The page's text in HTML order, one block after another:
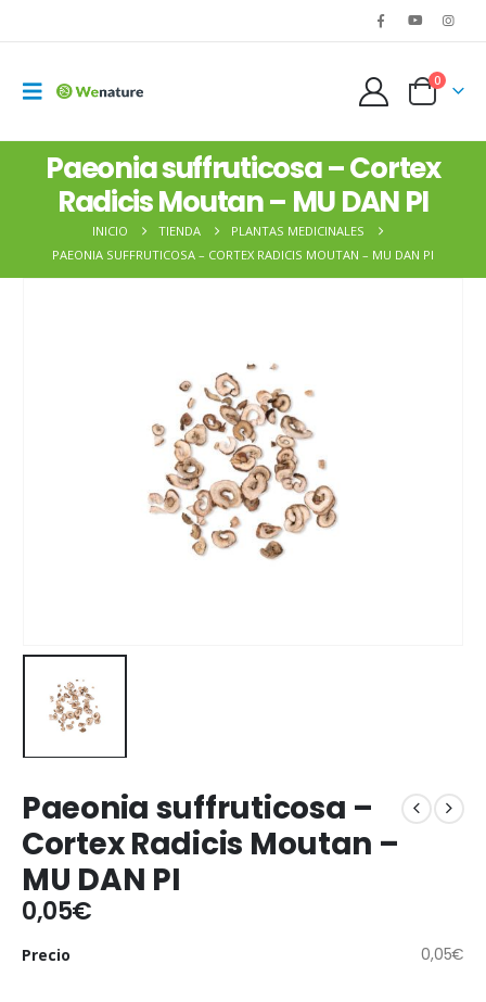
0
Paeonia suffruticosa – Cortex
Radicis Moutan – MU DAN PI
INICIO TIENDA
PLANTAS MEDICINALES
PAEONIA SUFFRUTICOSA – CORTEX RADICIS MOUTAN – MU DAN PI
Paeonia suffruticosa –
Cortex Radicis Moutan –
MU DAN PI
0,05€
Precio 0,05€